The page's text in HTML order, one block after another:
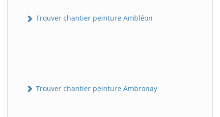
Trouver chantier peinture Ambléon
Trouver chantier peinture Ambronay